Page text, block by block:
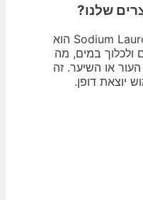
סוד קסמו של Sodium Lauroyl Sarcosinate הוא
ולכלוך במים, מה
או השיער. זה
יוצאת דופן.